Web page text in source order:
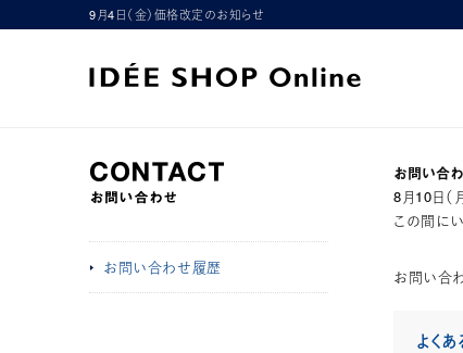
9月4日（金）価格改定のお知らせ
お問い合わせ履歴
お問い合
8月10日（
この間に
お問い合
よく